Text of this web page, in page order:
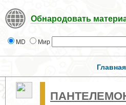
Обнародовать
MD Мир
Главная